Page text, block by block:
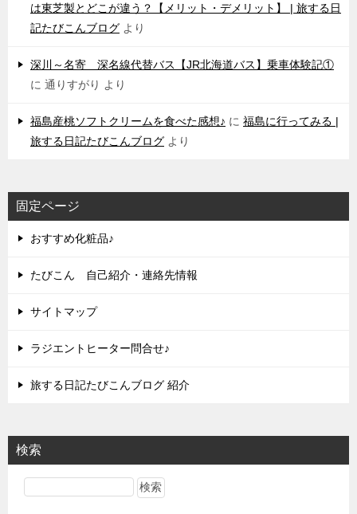
は東芝製とどこが違う？【メリット・デメリット】 | 旅する日
記たびこんブログ より
深川～名寄 深名線代替バス【JR北海道バス】乗車体験記①
に 通りすがり より
福島産桃ソフトクリームを食べた感想♪ に 福島に行ってみる |
旅する日記たびこんブログ より
固定ページ
おすすめ化粧品♪
たびこん 自己紹介・連絡先情報
サイトマップ
ラジエントヒーター問合せ♪
旅する日記たびこんブログ 紹介
検索